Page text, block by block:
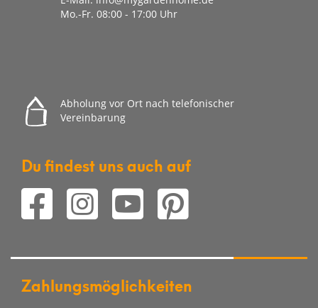
Mo.-Fr. 08:00 - 17:00 Uhr
Abholung vor Ort nach telefonischer
Vereinbarung
Du findest uns auch auf
Zahlungsmöglichkeiten